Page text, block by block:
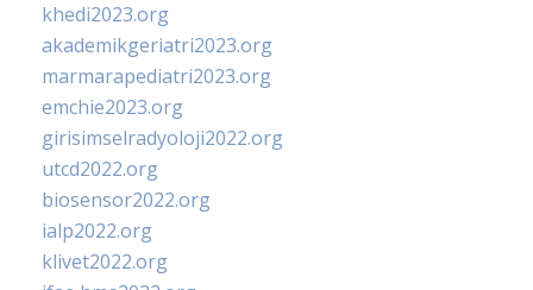
khedi2023.org
akademikgeriatri2023.org
marmarapediatri2023.org
emchie2023.org
girisimselradyoloji2022.org
utcd2022.org
biosensor2022.org
ialp2022.org
klivet2022.org